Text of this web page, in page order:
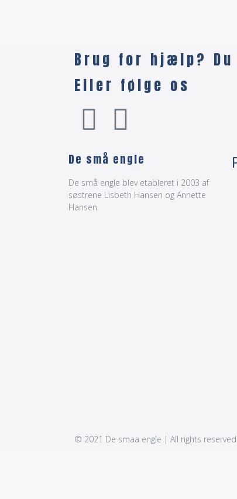
Brug for hjælp?
Eller følge os
De små engle
De små engle blev etableret i 2003 af
søstrene Lisbeth Hansen og Annette
Hansen.
© 2021 De smaa engle | All rights reserved